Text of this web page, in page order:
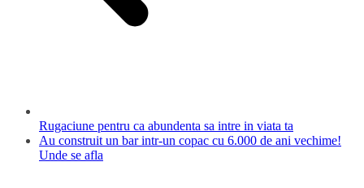
Rugaciune pentru ca abundenta sa intre in viata ta
Au construit un bar intr-un copac cu 6.000 de ani vechime!
Unde se afla